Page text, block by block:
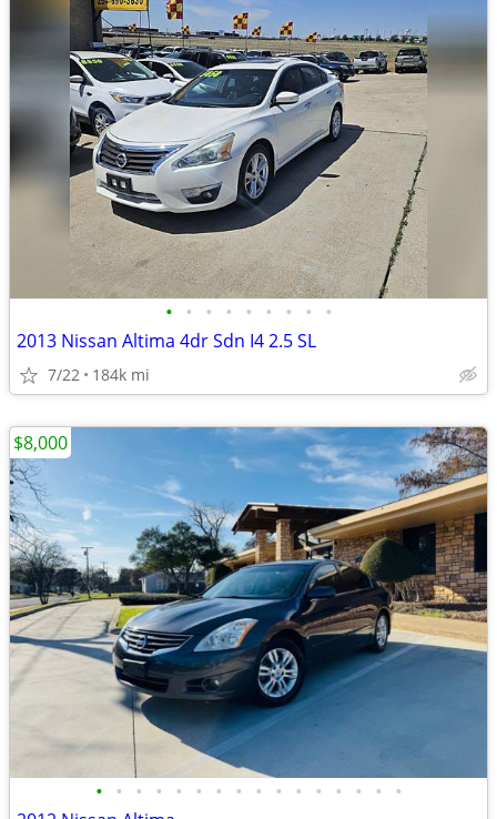
• • • • • • • • •
2013 Nissan Altima 4dr Sdn I4 2.5 SL
7/22 184k mi
• • • • • • • • • • • • • • • •
$8,000